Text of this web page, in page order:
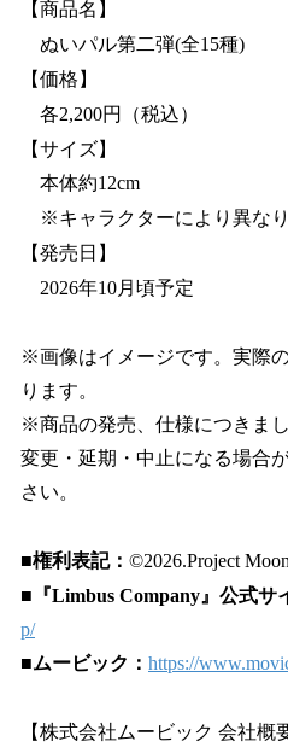
【商品名】
ぬいパル第二弾(全15種)
【価格】
各2,200円（税込）
【サイズ】
本体約12cm
※キャラクターにより異な
【発売日】
2026年10月頃予定
※画像はイメージです。実際
ります。
※商品の発売、仕様につきま
変更・延期・中止になる場合
さい。
■権利表記： ©2026.Project Moon
■ 『Limbus Company』公式サ
p/
■ムービック： https://
【株式会社ムービック 会社概